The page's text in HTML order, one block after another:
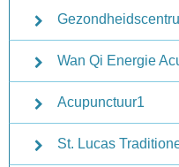
Wan Qi Energie
Acupunctuur1
St. Lucas